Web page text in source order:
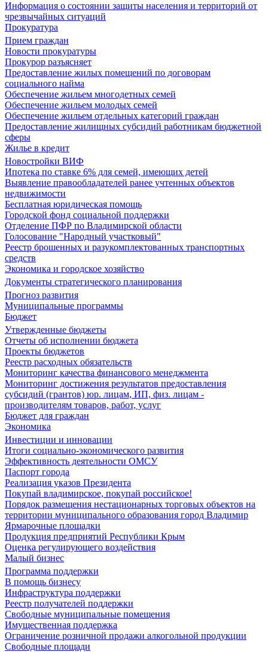
Информация о состоянии защиты населения и территорий от
чрезвычайных ситуаций
Прокуратура
Прием граждан
Новости прокуратуры
Прокурор разъясняет
Предоставление жилых помещений по договорам
социального найма
Обеспечение жильем многодетных семей
Обеспечение жильем молодых семей
Обеспечение жильем отдельных категорий граждан
Предоставление жилищных субсидий работникам бюджетной
сферы
Жилье в кредит
Новостройки ВИФ
Ипотека по ставке 6% для семей, имеющих детей
Выявление правообладателей ранее учтенных объектов
недвижимости
Бесплатная юридическая помощь
Городской фонд социальной поддержки
Отделение ПФР по Владимирской области
Голосование "Народный участковый"
Реестр брошенных и разукомплектованных транспортных
средств
Экономика и городское хозяйство
Документы стратегического планирования
Прогноз развития
Муниципальные программы
Бюджет
Утвержденные бюджеты
Отчеты об исполнении бюджета
Проекты бюджетов
Реестр расходных обязательств
Мониторинг качества финансового менеджмента
Мониторинг достижения результатов предоставления
субсидий (грантов) юр. лицам, ИП, физ. лицам -
производителям товаров, работ, услуг
Бюджет для граждан
Экономика
Инвестиции и инновации
Итоги социально-экономического развития
Эффективность деятельности ОМСУ
Паспорт города
Реализация указов Президента
Покупай владимирское, покупай российское!
Порядок размещения нестационарных торговых объектов на
территории муниципального образования город Владимир
Ярмарочные площадки
Продукция предприятий Республики Крым
Оценка регулирующего воздействия
Малый бизнес
Программа поддержки
В помощь бизнесу
Инфраструктура поддержки
Реестр получателей поддержки
Свободные муниципальные помещения
Имущественная поддержка
Ограничение розничной продажи алкогольной продукции
Свободные площади